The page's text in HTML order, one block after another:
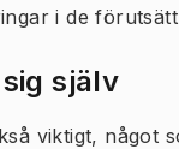
i de
själv
viktigt, något